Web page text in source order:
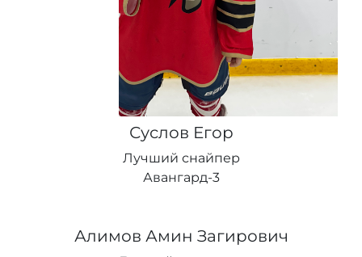
Суслов Егор
Лучший снайпер
Авангард-3
Алимов Амин Загирович